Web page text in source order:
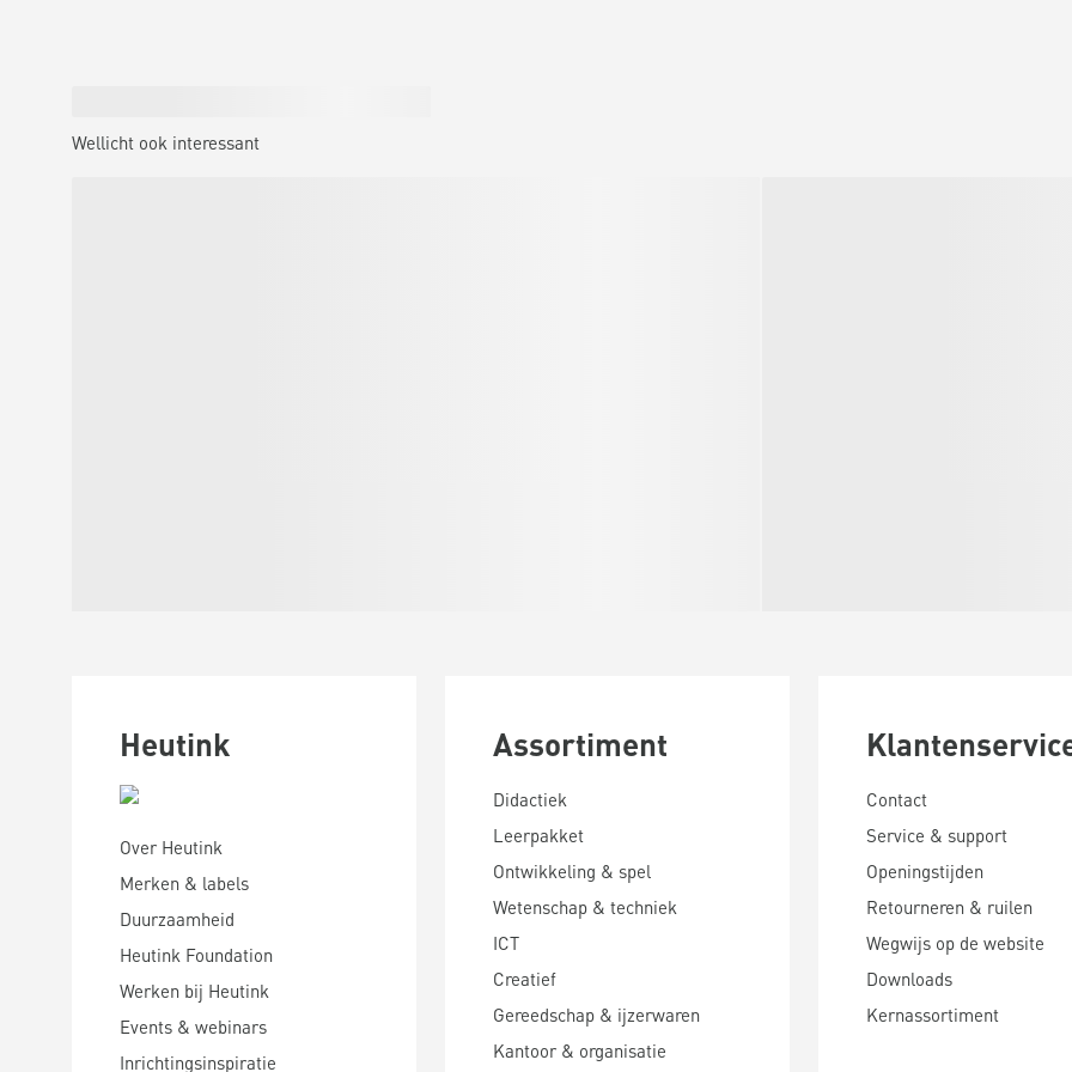
Wellicht ook interessant
Heutink
Over Heutink
Merken & labels
Duurzaamheid
Heutink Foundation
Werken bij Heutink
Events & webinars
Inrichtingsinspiratie
Assortiment
Didactiek
Leerpakket
Ontwikkeling & spel
Wetenschap & techniek
ICT
Creatief
Gereedschap & ijzerwaren
Kantoor & organisatie
Contact
Service & support
Openingstijden
Retourneren & ruilen
Wegwijs op de website
Downloads
Kernassortiment